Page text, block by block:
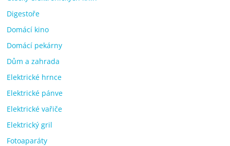
Digestoře
Domácí kino
Domácí pekárny
Dům a zahrada
Elektrické hrnce
Elektrické pánve
Elektrické vařiče
Elektrický gril
Fotoaparáty